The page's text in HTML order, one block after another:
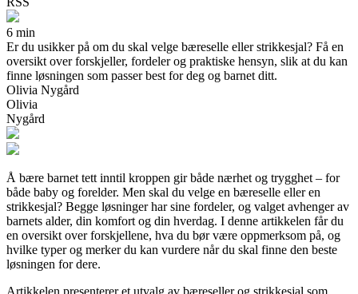
6 min
Er du usikker på om du skal velge bæreselle eller strikkesjal? Få en
oversikt over forskjeller, fordeler og praktiske hensyn, slik at du kan
finne løsningen som passer best for deg og barnet ditt.
Olivia Nygård
Olivia
Nygård
Å bære barnet tett inntil kroppen gir både nærhet og trygghet – for
både baby og forelder. Men skal du velge en bæreselle eller en
strikkesjal? Begge løsninger har sine fordeler, og valget avhenger av
barnets alder, din komfort og din hverdag. I denne artikkelen får du
en oversikt over forskjellene, hva du bør være oppmerksom på, og
hvilke typer og merker du kan vurdere når du skal finne den beste
løsningen for dere.
Artikkelen presenterer et utvalg av bæreseller og strikkesjal som